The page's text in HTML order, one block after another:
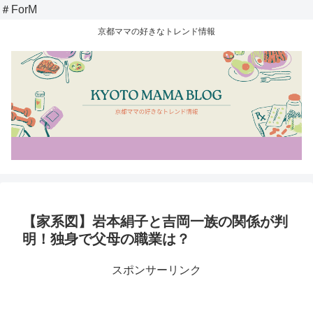
＃ForM
京都ママの好きなトレンド情報
【家系図】岩本絹子と吉岡一族の関係が判
明！独身で父母の職業は？
スポンサーリンク